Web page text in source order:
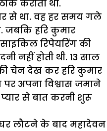
कराता था.
से था. वह हर समय गले
जबकि हरि कुमार
रिपेयरिंग की
नहीं होती थी. 13 साल
चेन देख कर हरि कुमार
अपना विश्वास जमाने
से बात करनी शुरू
लौटने के बाद महादेवन